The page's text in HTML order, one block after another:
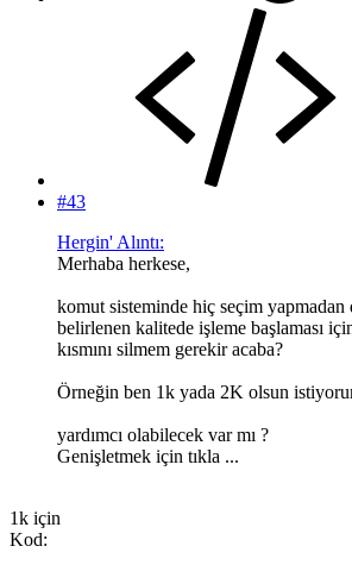
#43
Hergin' Alıntı:
Merhaba herkese,
komut sisteminde hiç seçim
belirlenen kalitede işleme başlaması
kısmını silmem gerekir acaba?
Örneğin ben 1k yada 2K olsun
yardımcı olabilecek var mı ?
Genişletmek için tıkla ...
1k için
Kod: